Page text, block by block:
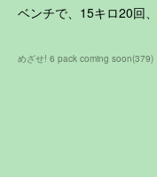
ベンチで、15キロ20回
めざせ! 6 pack coming soon(379)